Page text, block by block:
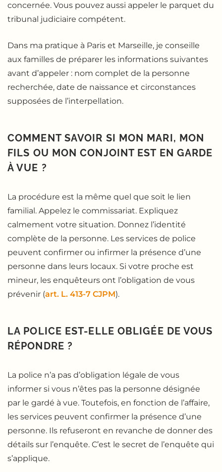
concernée. Vous pouvez aussi appeler le parquet du
tribunal judiciaire compétent.
Dans ma pratique à Paris et Marseille, je conseille
aux familles de préparer les informations suivantes
avant d’appeler : nom complet de la personne
recherchée, date de naissance et circonstances
supposées de l’interpellation.
COMMENT SAVOIR SI MON MARI, MON
FILS OU MON CONJOINT EST EN GARDE
À VUE ?
La procédure est la même quel que soit le lien
familial. Appelez le commissariat. Expliquez
calmement votre situation. Donnez l’identité
complète de la personne. Les services de police
peuvent confirmer ou infirmer la présence d’une
personne dans leurs locaux. Si votre proche est
mineur, les enquêteurs ont l’obligation de vous
prévenir (art. L. 413-7 CJPM).
LA POLICE EST-ELLE OBLIGÉE DE VOUS
RÉPONDRE ?
La police n’a pas d’obligation légale de vous
informer si vous n’êtes pas la personne désignée
par le gardé à vue. Toutefois, en fonction de l’affaire,
les services peuvent confirmer la présence d’une
personne. Ils refuseront en revanche de donner des
détails sur l’enquête. C’est le secret de l’enquête qui
s’applique.